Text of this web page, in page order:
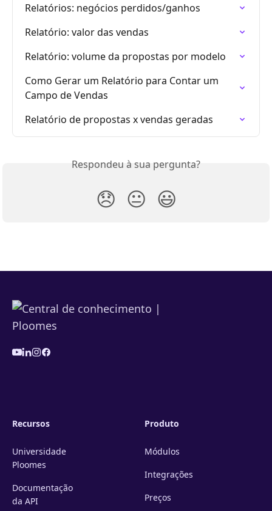
Relatórios: negócios perdidos/ganhos
Relatório: valor das vendas
Relatório: volume da propostas por modelo
Como Gerar um Relatório para Contar um
Campo de Vendas
Relatório de propostas x vendas geradas
Respondeu à sua pergunta?
😞 😐 😃
Recursos
Universidade
Ploomes
Documentação
da API
Produto
Módulos
Integrações
Preços